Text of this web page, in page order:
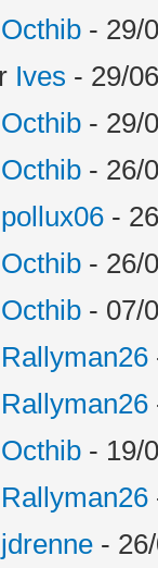
Octhib - 29/
Ives - 29/
Octhib - 29/
Octhib - 26/
pollux06 -
Octhib - 26/
Octhib - 07/
Rallyman26
Rallyman26
Octhib - 19/
Rallyman26
jdrenne -